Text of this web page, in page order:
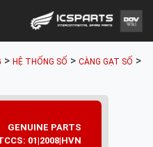
Tùng
> HỆ THỐNG SỐ > CÀNG GẠT SỐ >
GENUINE PARTS
01|2008|HVN